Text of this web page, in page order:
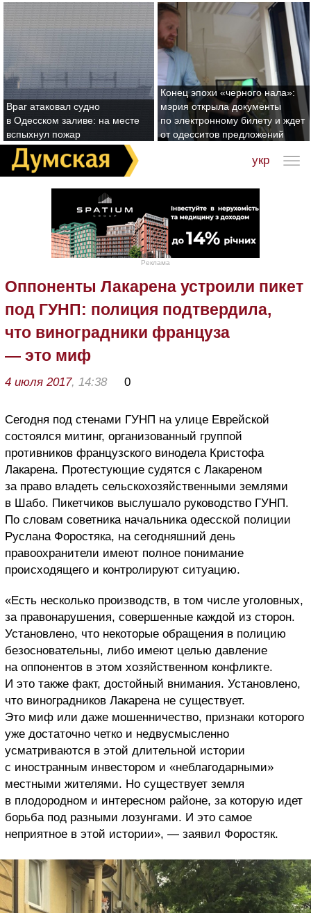
Враг атаковал судно
в Одесском заливе: на месте
вспыхнул пожар
Конец эпохи «черного нала»:
мэрия открыла документы
по электронному билету и ждет
от одесситов предложений
укр
Реклама
Оппоненты Лакарена устроили пикет
под ГУНП: полиция подтвердила,
что виноградники француза
— это миф
4 июля 2017, 14:38 0
Сегодня под стенами ГУНП на улице Еврейской
состоялся митинг, организованный группой
противников французского винодела Кристофа
Лакарена. Протестующие судятся с Лакареном
за право владеть сельскохозяйственными землями
в Шабо. Пикетчиков выслушало руководство ГУНП.
По словам советника начальника одесской полиции
Руслана Форостяка, на сегодняшний день
правоохранители имеют полное понимание
происходящего и контролируют ситуацию.
«Есть несколько производств, в том числе уголовных,
за правонарушения, совершенные каждой из сторон.
Установлено, что некоторые обращения в полицию
безосновательны, либо имеют целью давление
на оппонентов в этом хозяйственном конфликте.
И это также факт, достойный внимания. Установлено,
что виноградников Лакарена не существует.
Это миф или даже мошенничество, признаки которого
уже достаточно четко и недвусмысленно
усматриваются в этой длительной истории
с иностранным инвестором и «неблагодарными»
местными жителями. Но существует земля
в плодородном и интересном районе, за которую идет
борьба под разными лозунгами. И это самое
неприятное в этой истории», — заявил Форостяк.